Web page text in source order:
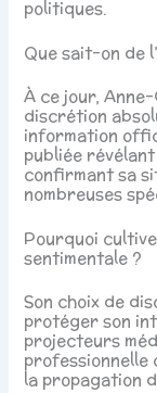
politiques.
Que sait-on de
À ce jour,
discrétion
information
publiée révélant
confirmant sa
nombreuses
Pourquoi
sentimentale ?
Son choix de
protéger son
projecteurs
professionnelle
la propagation